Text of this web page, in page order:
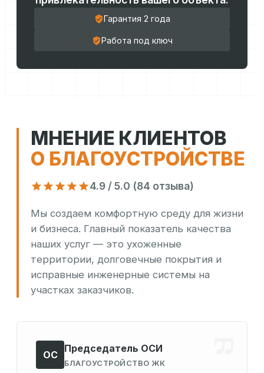
Гарантия 2 года
Работа под ключ
МНЕНИЕ КЛИЕНТОВ
О БЛАГОУСТРОЙСТВЕ
4.9 / 5.0 (84 отзыва)
Мы создаем комфортную среду для жизни
и бизнеса. Главный показатель качества
наших услуг — это ухоженные
территории, долговечные покрытия и
исправные инженерные системы на
участках заказчиков.
ОС
Председатель ОСИ
БЛАГОУСТРОЙСТВО ЖК